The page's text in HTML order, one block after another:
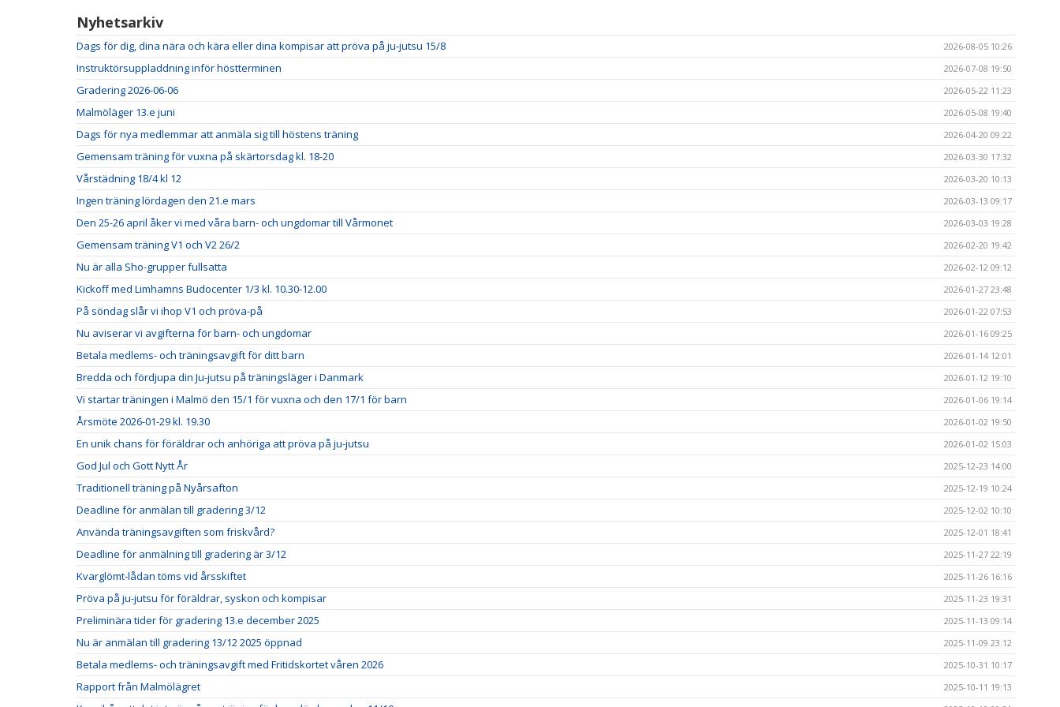
Nyhetsarkiv
Dags för dig, dina nära och kära eller dina kompisar att pröva på ju-jutsu 15/8 2026-08-05 10:26
Instruktörsuppladdning inför höstterminen 2026-07-08 19:50
Gradering 2026-06-06 2026-05-22 11:23
Malmöläger 13.e juni 2026-05-08 19:40
Dags för nya medlemmar att anmäla sig till höstens träning 2026-04-20 09:22
Gemensam träning för vuxna på skärtorsdag kl. 18-20 2026-03-30 17:32
Vårstädning 18/4 kl 12 2026-03-20 10:13
Ingen träning lördagen den 21.e mars 2026-03-13 09:17
Den 25-26 april åker vi med våra barn- och ungdomar till Vårmonet 2026-03-03 19:28
Gemensam träning V1 och V2 26/2 2026-02-20 19:42
Nu är alla Sho-grupper fullsatta 2026-02-12 09:12
Kickoff med Limhamns Budocenter 1/3 kl. 10.30-12.00 2026-01-27 23:48
På söndag slår vi ihop V1 och pröva-på 2026-01-22 07:53
Nu aviserar vi avgifterna för barn- och ungdomar 2026-01-16 09:25
Betala medlems- och träningsavgift för ditt barn 2026-01-14 12:01
Bredda och fördjupa din Ju-jutsu på träningsläger i Danmark 2026-01-12 19:10
Vi startar träningen i Malmö den 15/1 för vuxna och den 17/1 för barn 2026-01-06 19:14
Årsmöte 2026-01-29 kl. 19.30 2026-01-02 19:50
En unik chans för föräldrar och anhöriga att pröva på ju-jutsu 2026-01-02 15:03
God Jul och Gott Nytt År 2025-12-23 14:00
Traditionell träning på Nyårsafton 2025-12-19 10:24
Deadline för anmälan till gradering 3/12 2025-12-02 10:10
Använda träningsavgiften som friskvård? 2025-12-01 18:41
Deadline för anmälning till gradering är 3/12 2025-11-27 22:19
Kvarglömt-lådan töms vid årsskiftet 2025-11-26 16:16
Pröva på ju-jutsu för föräldrar, syskon och kompisar 2025-11-23 19:31
Preliminära tider för gradering 13.e december 2025 2025-11-13 09:14
Nu är anmälan till gradering 13/12 2025 öppnad 2025-11-09 23:12
Betala medlems- och träningsavgift med Fritidskortet våren 2026 2025-10-31 10:17
Rapport från Malmölägret 2025-10-11 19:13